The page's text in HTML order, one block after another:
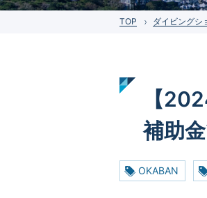
TOP ダイビングシ
【
補助
OKABAN